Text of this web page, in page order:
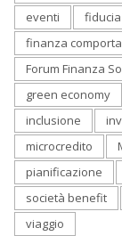
eventi
fiducia
finanza
Forum Finanza
green economy
inclusione
microcredito
pianificazione
società benefit
viaggio